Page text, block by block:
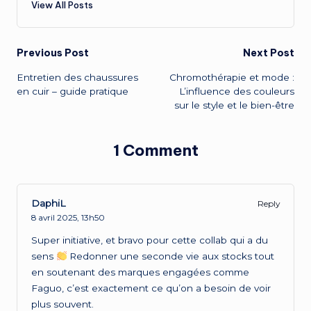
View All Posts
Previous Post
Entretien des chaussures
en cuir – guide pratique
Next Post
Chromothérapie et mode :
L’influence des couleurs
sur le style et le bien-être
1 Comment
DaphiL
Reply
8 avril 2025, 13h50
Super initiative, et bravo pour cette collab qui a du
sens
Redonner une seconde vie aux stocks tout
en soutenant des marques engagées comme
Faguo, c’est exactement ce qu’on a besoin de voir
plus souvent.